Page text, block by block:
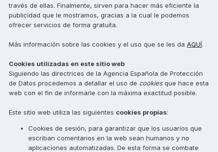
través de ellas. Finalmente, sirven para hacer más eficiente la
publicidad que le mostramos, gracias a la cual le podemos
ofrecer servicios de forma gratuita.
Más información sobre las cookies y el uso que se les da AQUÍ.
Cookies utilizadas en este sitio web
Siguiendo las directrices de la Agencia Española de Protección
de Datos procedemos a detallar el uso de cookiesque hace esta
web con el fin de informarle con la máxima exactitud posible.
Este sitio web utiliza las siguientes cookies propias:
Cookies de sesión, para garantizar que los usuarios que
escriban comentarios en la web sean humanos y no
aplicaciones automatizadas. De esta forma se combate